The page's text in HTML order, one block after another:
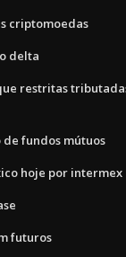
criptomoedas
delta
restritas
de fundos mútuos
hoje por intermex
futuros